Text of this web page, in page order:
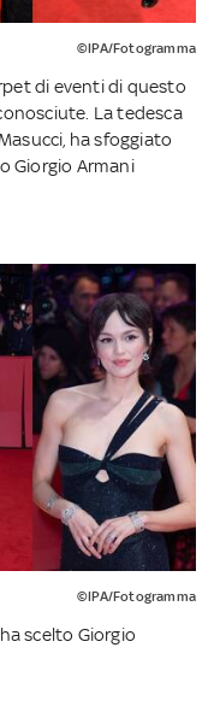
©IPA/Fotogramma
di eventi di questo
La tedesca
ha sfoggiato
Giorgio Armani
©IPA/Fotogramma
scelto Giorgio